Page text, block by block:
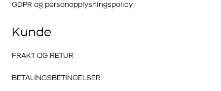
GDPR og personopplysningspolicy
Kunde
FRAKT OG RETUR
BETALINGSBETINGELSER